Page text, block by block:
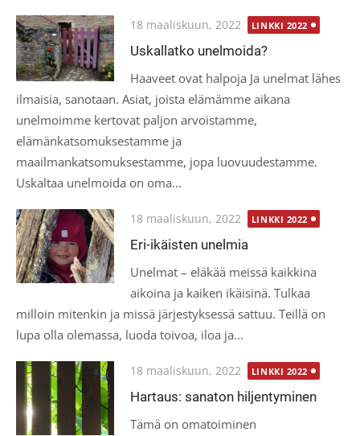
Posted
on
18 maaliskuun, 2022 LINKKI 2022
Uskallatko unelmoida?
Haaveet ovat halpoja Ja unelmat lähes
ilmaisia, sanotaan. Asiat, joista elämämme aikana
unelmoimme kertovat paljon arvoistamme,
elämänkatsomuksestamme ja
maailmankatsomuksestamme, jopa luovuudestamme.
Uskaltaa unelmoida on oma...
Posted
on
18 maaliskuun, 2022 LINKKI 2022
Eri-ikäisten unelmia
Unelmat – eläkää meissä kaikkina
aikoina ja kaiken ikäisinä. Tulkaa
milloin mitenkin ja missä järjestyksessä sattuu. Teillä on
lupa olla olemassa, luoda toivoa, iloa ja...
Posted
on
18 maaliskuun, 2022 LINKKI 2022
Hartaus: sanaton hiljentyminen
Tämä on omatoiminen